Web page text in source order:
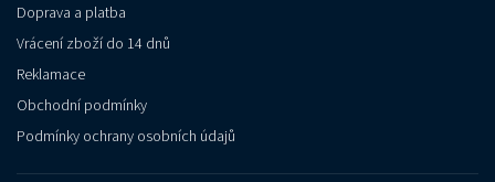
Doprava a platba
Vrácení zboží do 14 dnů
Reklamace
Obchodní podmínky
Podmínky ochrany osobních údajů